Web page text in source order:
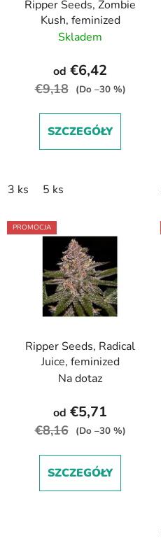
Ripper Seeds, Zombie
Kush, feminized
Skladem
od €6,42
€9,18 (Do –30 %)
SZCZEGÓŁY
3 ks 5 ks
PROMOCJA
Ripper Seeds, Radical
Juice, feminized
Na dotaz
od €5,71
€8,16 (Do –30 %)
SZCZEGÓŁY